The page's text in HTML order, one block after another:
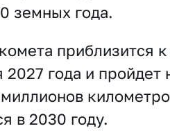
земных года.
приблизится к
года и пройдет
в 2030 году.